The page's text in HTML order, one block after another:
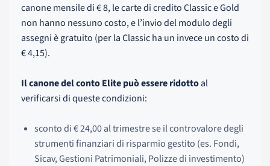
canone mensile di € 8, le carte di credito Classic e Gold
non hanno nessuno costo, e l’invio del modulo degli
assegni è gratuito (per la Classic ha un invece un costo di
€ 4,15).
Il canone del conto Elite può essere ridottoal
verificarsi di queste condizioni:
sconto di € 24,00 al trimestre se il controvalore degli
strumenti finanziari di risparmio gestito (es. Fondi,
Sicav, Gestioni Patrimoniali, Polizze di investimento)